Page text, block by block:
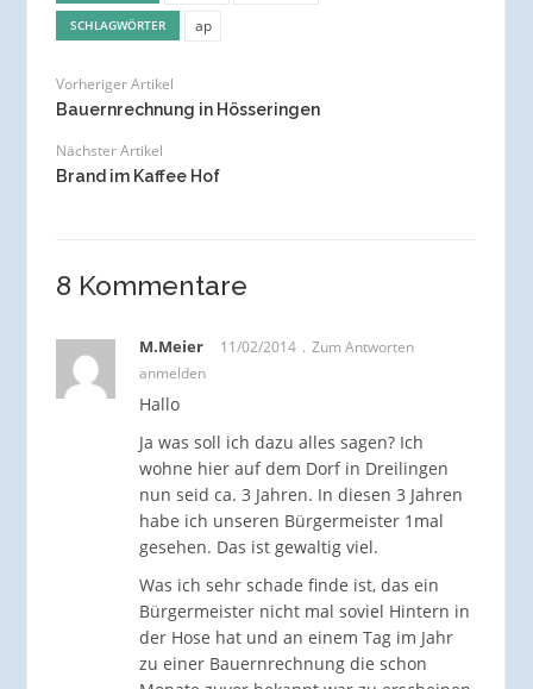
SCHLAGWÖRTER ap
Vorheriger Artikel
Bauernrechnung in Hösseringen
Nächster Artikel
Brand im Kaffee Hof
8 Kommentare
M.Meier 11/02/2014
Zum Antworten
anmelden
Hallo
Ja was soll ich dazu alles sagen? Ich
wohne hier auf dem Dorf in Dreilingen
nun seid ca. 3 Jahren. In diesen 3 Jahren
habe ich unseren Bürgermeister 1mal
gesehen. Das ist gewaltig viel.
Was ich sehr schade finde ist, das ein
Bürgermeister nicht mal soviel Hintern in
der Hose hat und an einem Tag im Jahr
zu einer Bauernrechnung die schon